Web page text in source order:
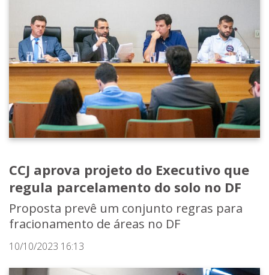
CCJ aprova projeto do Executivo que
regula parcelamento do solo no DF
Proposta prevê um conjunto regras para
fracionamento de áreas no DF
10/10/2023 16:13